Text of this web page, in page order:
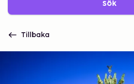
Sök
Tillbaka